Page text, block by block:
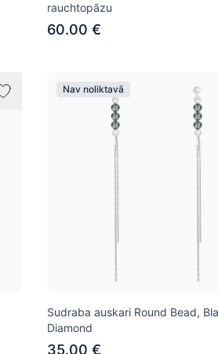
rauchtopāzu
60.00 €
Nav noliktavā
Sudraba auskari Round Bead,
Diamond
35.00 €